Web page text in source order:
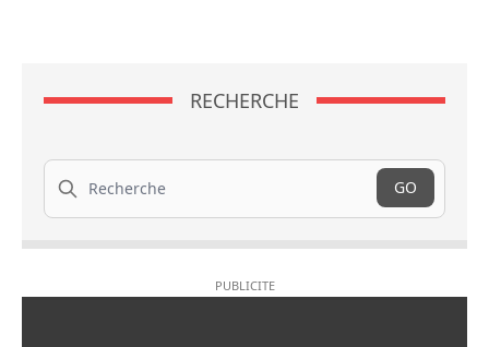
RECHERCHE
Recherche
GO